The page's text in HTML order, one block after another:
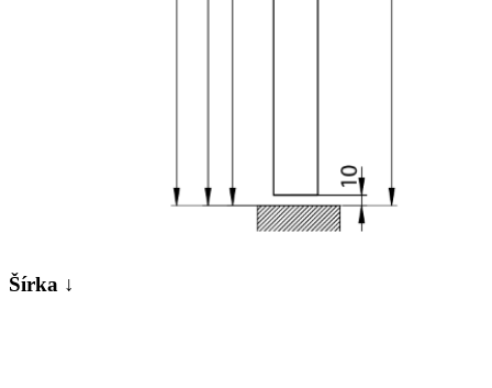
Šírka ↓